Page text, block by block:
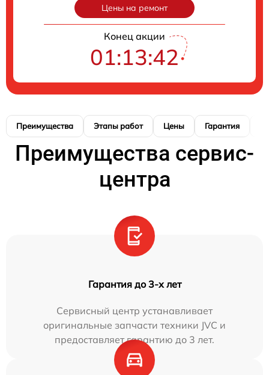
Цены на ремонт
Конец акции
01:13:41
Преимущества Этапы работ Цены Гарантия
Преимущества сервис-
центра
Гарантия до 3-х лет
Сервисный центр устанавливает
оригинальные запчасти техники JVC и
предоставляет гарантию до 3 лет.